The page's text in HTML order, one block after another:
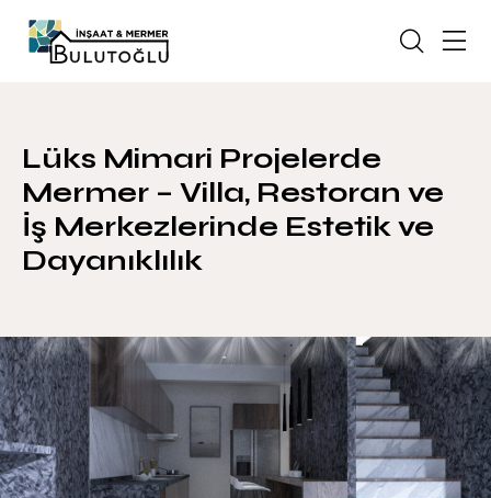
Lüks Mimari Projelerde
Mermer – Villa, Restoran ve
İş Merkezlerinde Estetik ve
Dayanıklılık